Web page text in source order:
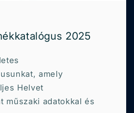
2025
amely
Helvet
műszaki adatokkal és